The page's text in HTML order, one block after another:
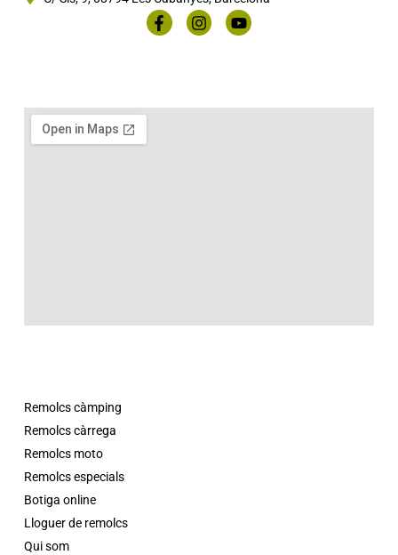
Qui som
Remolcs càmping
Remolcs càrrega
Remolcs moto
Remolcs especials
Botiga online
Lloguer de remolcs